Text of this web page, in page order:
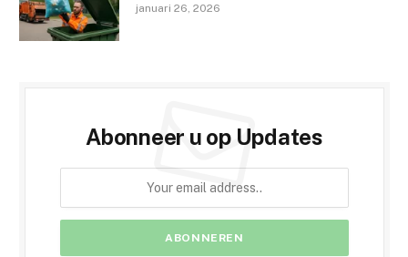
januari 26, 2026
Abonneer u op Updates